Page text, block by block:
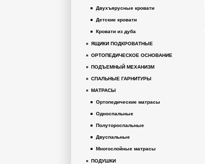
Двухъярусные кровати
Детские кровати
Кровати из дуба
ЯЩИКИ ПОДКРОВАТНЫЕ
ОРТОПЕДИЧЕСКОЕ ОСНОВАНИЕ
ПОДЪЕМНЫЙ МЕХАНИЗМ
СПАЛЬНЫЕ ГАРНИТУРЫ
МАТРАСЫ
Ортопедические матрасы
Односпальные
Полутороспальные
Двуспальные
Многослойные матрасы
ПОДУШКИ